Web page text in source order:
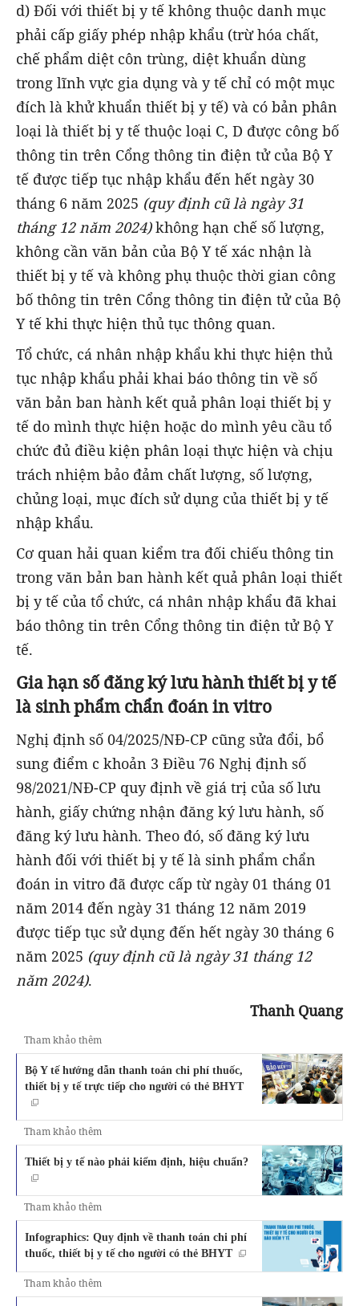
d) Đối với thiết bị y tế không thuộc danh mục
phải cấp giấy phép nhập khẩu (trừ hóa chất,
chế phẩm diệt côn trùng, diệt khuẩn dùng
trong lĩnh vực gia dụng và y tế chỉ có một mục
đích là khử khuẩn thiết bị y tế) và có bản phân
loại là thiết bị y tế thuộc loại C, D được công bố
thông tin trên Cổng thông tin điện tử của Bộ Y
tế được tiếp tục nhập khẩu đến hết ngày 30
tháng 6 năm 2025 (quy định cũ là ngày 31
tháng 12 năm 2024)không hạn chế số lượng,
không cần văn bản của Bộ Y tế xác nhận là
thiết bị y tế và không phụ thuộc thời gian công
bố thông tin trên Cổng thông tin điện tử của Bộ
Y tế khi thực hiện thủ tục thông quan.
Tổ chức, cá nhân nhập khẩu khi thực hiện thủ
tục nhập khẩu phải khai báo thông tin về số
văn bản ban hành kết quả phân loại thiết bị y
tế do mình thực hiện hoặc do mình yêu cầu tổ
chức đủ điều kiện phân loại thực hiện và chịu
trách nhiệm bảo đảm chất lượng, số lượng,
chủng loại, mục đích sử dụng của thiết bị y tế
nhập khẩu.
Cơ quan hải quan kiểm tra đối chiếu thông tin
trong văn bản ban hành kết quả phân loại thiết
bị y tế của tổ chức, cá nhân nhập khẩu đã khai
báo thông tin trên Cổng thông tin điện tử Bộ Y
tế.
Gia hạn số đăng ký lưu hành thiết bị y tế
là sinh phẩm chẩn đoán in vitro
Nghị định số 04/2025/NĐ-CP cũng sửa đổi, bổ
sung điểm c khoản 3 Điều 76 Nghị định số
98/2021/NĐ-CP quy định về giá trị của số lưu
hành, giấy chứng nhận đăng ký lưu hành, số
đăng ký lưu hành. Theo đó, số đăng ký lưu
hành đối với thiết bị y tế là sinh phẩm chẩn
đoán in vitro đã được cấp từ ngày 01 tháng 01
năm 2014 đến ngày 31 tháng 12 năm 2019
được tiếp tục sử dụng đến hết ngày 30 tháng 6
năm 2025 (quy định cũ là ngày 31 tháng 12
năm 2024).
Thanh Quang
Tham khảo thêm
Bộ Y tế hướng dẫn thanh toán chi phí thuốc,
thiết bị y tế trực tiếp cho người có thẻ BHYT
Tham khảo thêm
Thiết bị y tế nào phải kiểm định, hiệu chuẩn?
Tham khảo thêm
Infographics: Quy định về thanh toán chi phí
thuốc, thiết bị y tế cho người có thẻ BHYT
Tham khảo thêm